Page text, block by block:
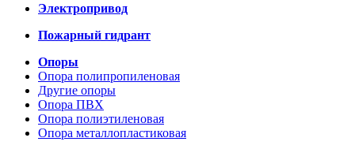
Электропривод
Пожарный гидрант
Опоры
Опора полипропиленовая
Другие опоры
Опора ПВХ
Опора полиэтиленовая
Опора металлопластиковая